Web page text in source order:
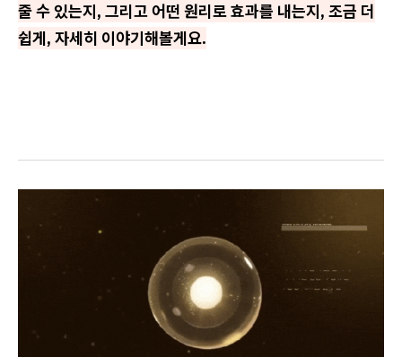
줄 수 있는지, 그리고 어떤 원리로 효과를 내는지, 조금 더
쉽게, 자세히 이야기해볼게요.